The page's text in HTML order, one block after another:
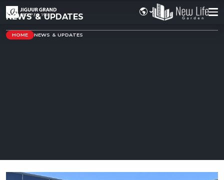
NEWS & UPDATES
HOME NEWS & UPDATES